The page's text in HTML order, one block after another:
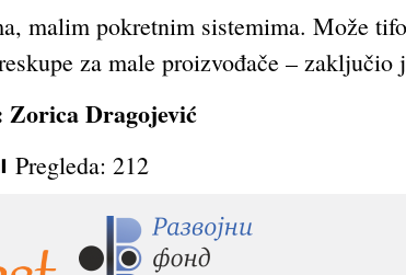
malim pokretnim sistemima. Može
za male proizvođače –
Zorica Dragojević
Pregleda: 212